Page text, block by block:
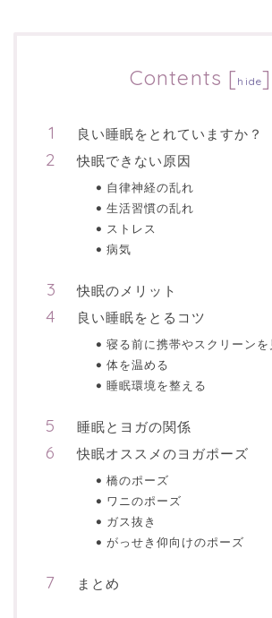
Contents [ hide]
良い睡眠をとれていますか？
快眠できない原因
自律神経の乱れ
生活習慣の乱れ
ストレス
病気
快眠のメリット
良い睡眠をとるコツ
寝る前に携帯やスクリーンを
体を温める
睡眠環境を整える
睡眠とヨガの関係
快眠オススメのヨガポーズ
橋のポーズ
ワニのポーズ
ガス抜き
がっせき仰向けのポーズ
まとめ